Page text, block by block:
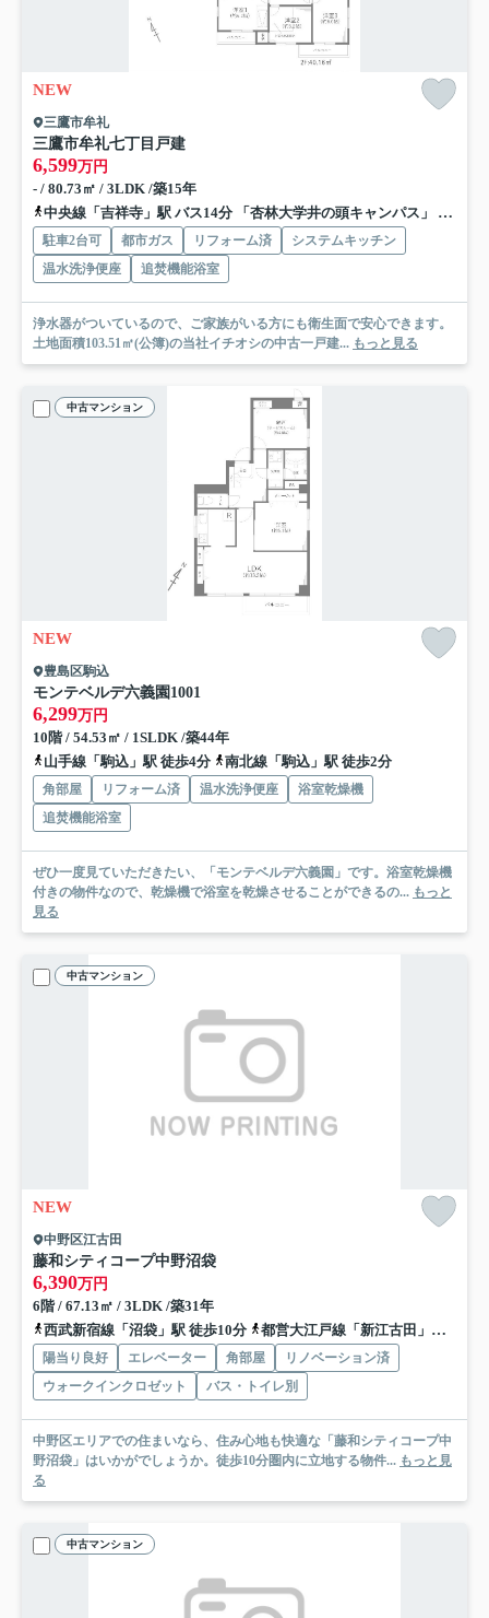
NEW
三鷹市牟礼
三鷹市牟礼七丁目戸建
6,599万円
- / 80.73㎡ / 3LDK /築15年
中央線「吉祥寺」駅 バス14分 「杏林⼤学井の頭キャンパス」 停歩7分
駐車2台可 都市ガス リフォーム済
システムキッチン
温水洗浄便座
追焚機能浴室
浄水器がついているので、ご家族がいる方にも衛生面で安心できます。
土地面積103.51㎡(公簿)の当社イチオシの中古一戸建... もっと見る
中古マンション
NEW
豊島区駒込
モンテベルデ六義園 1001
6,299万円
10階 / 54.53㎡ / 1SLDK /築44年
山手線「駒込」駅 徒歩4分
南北線「駒込」駅 徒歩2分
角部屋 リフォーム済 温水洗浄便座
浴室乾燥機
追焚機能浴室
ぜひ一度見ていただきたい、「モンテベルデ六義園」です。浴室乾燥機
付きの物件なので、乾燥機で浴室を乾燥させることができるの... もっと
見る
中古マンション
NEW
中野区江古田
藤和シティコープ中野沼袋
6,390万円
6階 / 67.13㎡ / 3LDK /築31年
西武新宿線「沼袋」駅 徒歩10分
都営大江戸線「新江古田」駅 徒歩13分
陽当り良好 エレベーター 角部屋
リノベーション済
ウォークインクロゼット
バス・トイレ別
中野区エリアでの住まいなら、住み心地も快適な「藤和シティコープ中
野沼袋」はいかがでしょうか。徒歩10分圏内に立地する物件... もっと見
る
中古マンション